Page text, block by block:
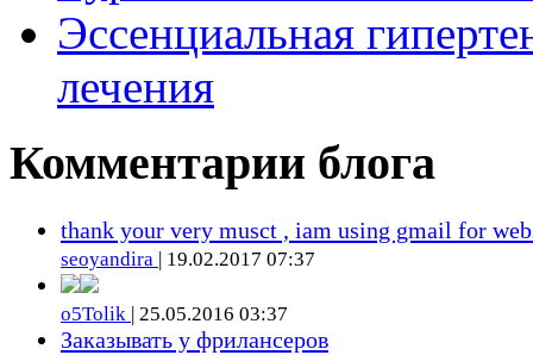
Эссенциальная
лечения
Комментарии блога
thank your very musct , iam using gmail for
seoyandira | 19.02.2017 07:37
o5Tolik | 25.05.2016 03:37
Заказывать у фрилансеров